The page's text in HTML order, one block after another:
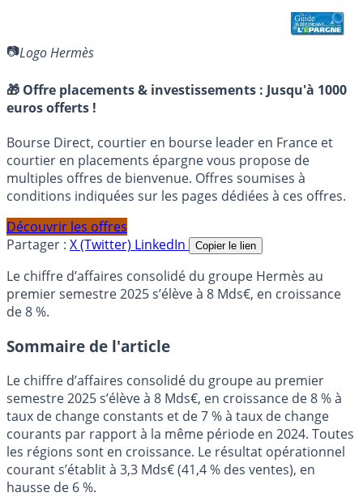
Logo Hermès
🎁 Offre placements & investissements : Jusqu'à 1000
euros offerts !
Bourse Direct, courtier en bourse leader en France et
courtier en placements épargne vous propose de
multiples offres de bienvenue. Offres soumises à
conditions indiquées sur les pages dédiées à ces offres.
Découvrir les offres
Partager : X (Twitter) LinkedIn Copier le lien
Le chiffre d’affaires consolidé du groupe Hermès au
premier semestre 2025 s’élève à 8 Mds€, en croissance
de 8 %.
Sommaire de l'article
Le chiffre d’affaires consolidé du groupe au premier
semestre 2025 s’élève à 8 Mds€, en croissance de 8 % à
taux de change constants et de 7 % à taux de change
courants par rapport à la même période en 2024. Toutes
les régions sont en croissance. Le résultat opérationnel
courant s’établit à 3,3 Mds€ (41,4 % des ventes), en
hausse de 6 %.